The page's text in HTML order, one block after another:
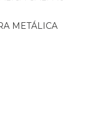
METÁLICA